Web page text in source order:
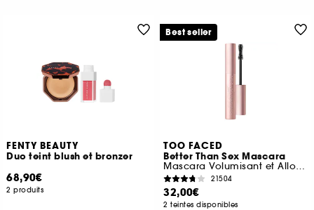
FENTY BEAUTY
Duo teint blush et bronzer
68,90€
2 produits
TOO FACED
Better Than Sex Mascara
Mascara Volumisant et Allongeant pour les Cils
21504
32,00€
2 teintes disponibles
Best seller